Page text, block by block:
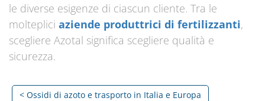
le diverse esigenze di ciascun cliente. Tra le
molteplici aziende produttrici di fertilizzanti,
scegliere Azotal significa scegliere qualità e
sicurezza.
< Ossidi di azoto e trasporto in Italia e Europa